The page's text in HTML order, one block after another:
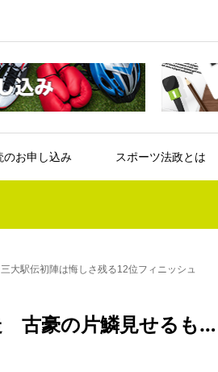
のお申し込み スポーツ法政とは
駅伝初陣は悔しさ残る12位フィニッシュ
走 古豪の片鱗見せる